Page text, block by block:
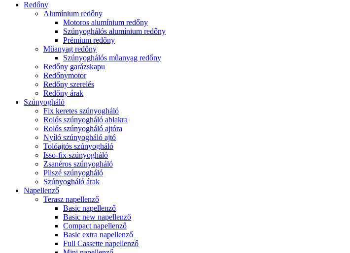
Redőny
Alumínium redőny
Motoros alumínium redőny
Szúnyoghálós alumínium redőny
Prémium redőny
Műanyag redőny
Szúnyoghálós műanyag redőny
Redőny garázskapu
Redőnymotor
Redőny szerelés
Redőny árak
Szúnyogháló
Fix keretes szúnyogháló
Rolós szúnyogháló ablakra
Rolós szúnyogháló ajtóra
Nyíló szúnyogháló ajtó
Tolóajtós szúnyogháló
Isso-fix szúnyogháló
Zsanéros szúnyogháló
Pliszé szúnyogháló
Szúnyogháló árak
Napellenző
Terasz napellenző
Basic napellenző
Basic new napellenző
Compact napellenző
Basic extra napellenző
Full Cassette napellenző